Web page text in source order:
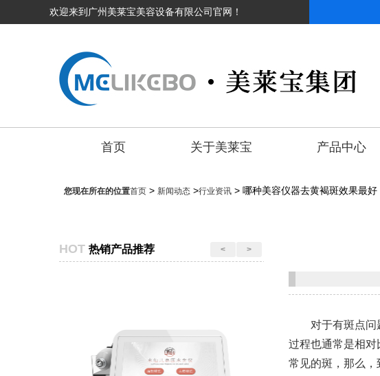
欢迎来到广州美莱宝美容设备有限公司官网！
首页 关于美莱宝 产品中心
您现在所在的位置首页> 新闻动态>行业资讯> 哪种美容仪器去黄褐斑效果最好
HOT 热销产品推荐 < >
对于有斑点问题
过程也通常是相
常见的斑，那么